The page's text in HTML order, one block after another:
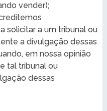
vender);
solicitar a um tribunal ou
a divulgação dessas
em nossa opinião
tal tribunal ou
dessas